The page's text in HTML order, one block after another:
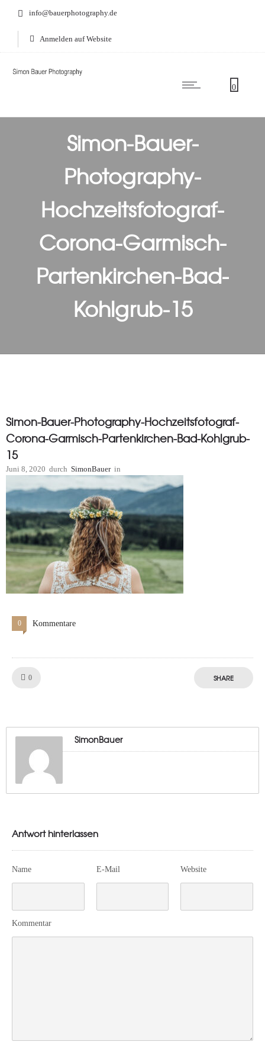
info@bauerphotography.de
Anmelden auf Website
0
Simon-Bauer-
Photography-
Hochzeitsfotograf-
Corona-Garmisch-
Partenkirchen-Bad-
Kohlgrub-15
Simon-Bauer-Photography-Hochzeitsfotograf-
Corona-Garmisch-Partenkirchen-Bad-Kohlgrub-
15
Juni 8, 2020 durch SimonBauer in
0 Kommentare
0 SHARE
SimonBauer
Antwort hinterlassen
Name E-Mail Website
Kommentar